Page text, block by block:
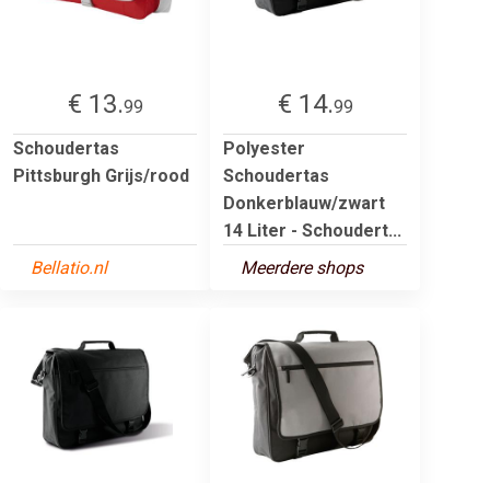
€ 13.99
Schoudertas
Pittsburgh Grijs/rood
Bellatio.nl
€ 14.99
Polyester
Schoudertas
Donkerblauw/zwart
14 Liter - Schoudert...
Meerdere shops